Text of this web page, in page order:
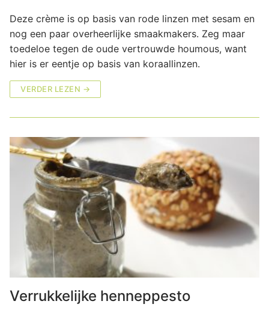
Deze crème is op basis van rode linzen met sesam en
nog een paar overheerlijke smaakmakers. Zeg maar
toedeloe tegen de oude vertrouwde houmous, want
hier is er eentje op basis van koraallinzen.
VERDER LEZEN →
Verrukkelijke henneppesto